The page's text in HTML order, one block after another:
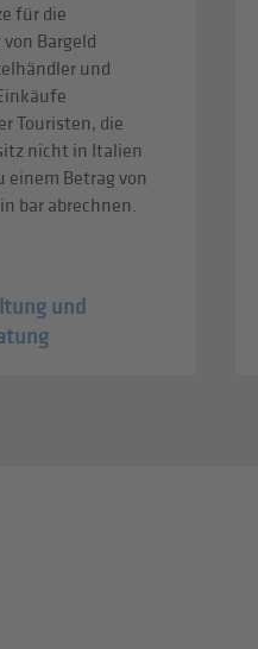
für die
Bargeld
und
Touristen, die
nicht in Italien
einem Betrag von
bar abrechnen.
und